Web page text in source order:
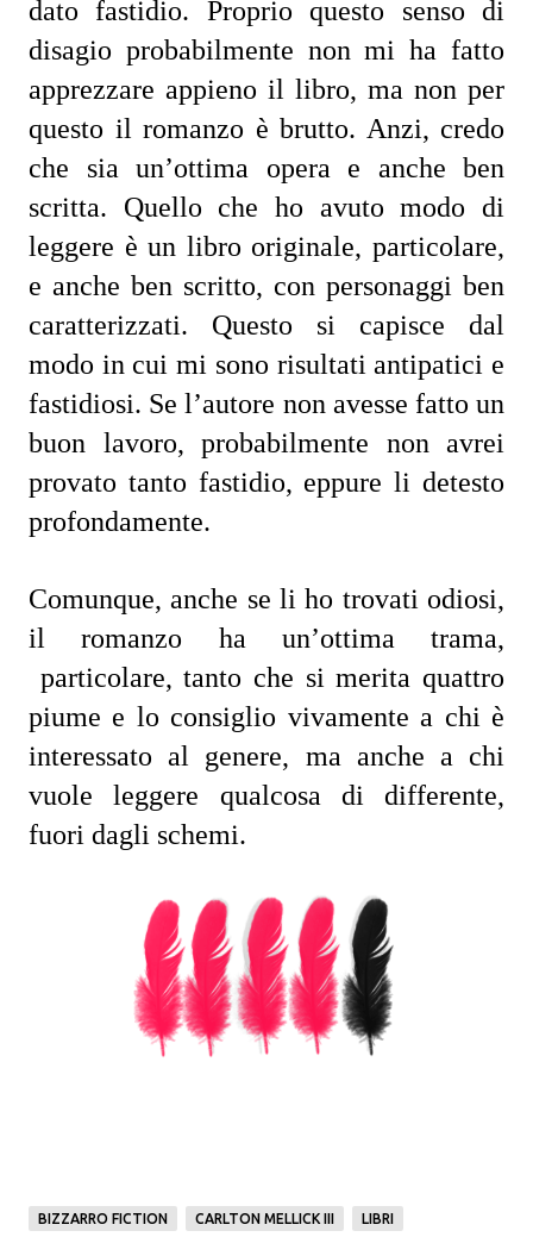
dato fastidio. Proprio questo senso di
disagio probabilmente non mi ha fatto
apprezzare appieno il libro, ma non per
questo il romanzo è brutto. Anzi, credo
che sia un’ottima opera e anche ben
scritta. Quello che ho avuto modo di
leggere è un libro originale, particolare,
e anche ben scritto, con personaggi ben
caratterizzati. Questo si capisce dal
modo in cui mi sono risultati antipatici e
fastidiosi. Se l’autore non avesse fatto un
buon lavoro, probabilmente non avrei
provato tanto fastidio, eppure li detesto
profondamente.
Comunque, anche se li ho trovati odiosi,
il romanzo ha un’ottima trama,
particolare, tanto che si merita quattro
piume e lo consiglio vivamente a chi è
interessato al genere, ma anche a chi
vuole leggere qualcosa di differente,
fuori dagli schemi.
BIZZARRO FICTION CARLTON MELLICK III LIBRI